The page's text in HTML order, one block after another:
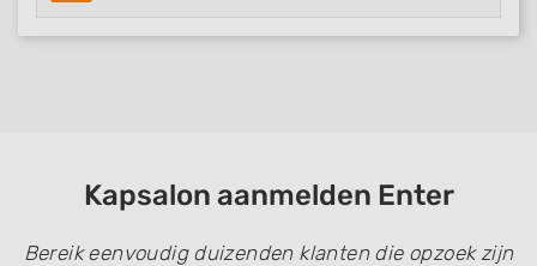
Kapsalon aanmelden Enter
Bereik eenvoudig duizenden klanten die opzoek zijn